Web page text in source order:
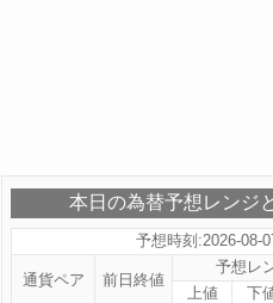
本日の為替予想レンジ
予想時刻:2026-08-
通貨ペア 前日終値
予想レ
上値
下